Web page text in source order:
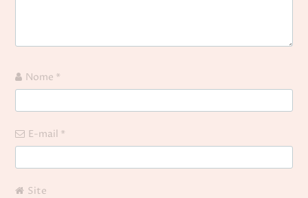
Nome *
E-mail *
Site